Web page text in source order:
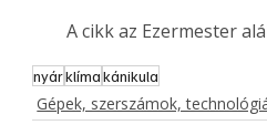
A cikk az Ezermester
nyárklímakánikula
Gépek, szerszámok,